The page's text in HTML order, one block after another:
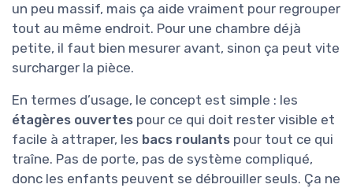
un peu massif, mais ça aide vraiment pour regrouper
tout au même endroit. Pour une chambre déjà
petite, il faut bien mesurer avant, sinon ça peut vite
surcharger la pièce.
En termes d’usage, le concept est simple : les
étagères ouvertes pour ce qui doit rester visible et
facile à attraper, les bacs roulants pour tout ce qui
traîne. Pas de porte, pas de système compliqué,
donc les enfants peuvent se débrouiller seuls. Ça ne